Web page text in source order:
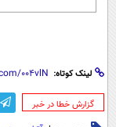
لینک کوتاه:
‌گزارش خطا در خبر